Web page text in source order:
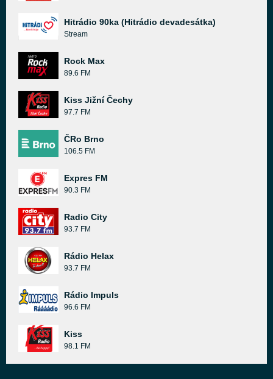
Hitrádio 90ka (Hitrádio devadesátka)
Stream
Rock Max
89.6 FM
Kiss Jižní Čechy
97.7 FM
ČRo Brno
106.5 FM
Expres FM
90.3 FM
Radio City
93.7 FM
Rádio Helax
93.7 FM
Rádio Impuls
96.6 FM
Kiss
98.1 FM